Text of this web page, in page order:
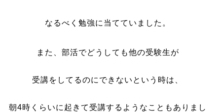
なるべく勉強に当てていました。
また、部活でどうしても他の受験生が
受講をしてるのにできないという時は、
朝4時くらいに起きて受講するようなこともありまし